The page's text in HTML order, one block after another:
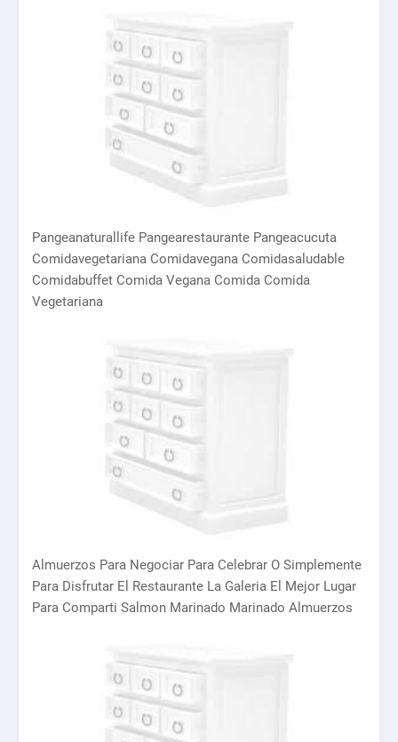
Pangeanaturallife Pangearestaurante Pangeacucuta
Comidavegetariana Comidavegana Comidasaludable
Comidabuffet Comida Vegana Comida Comida
Vegetariana
Almuerzos Para Negociar Para Celebrar O Simplemente
Para Disfrutar El Restaurante La Galeria El Mejor Lugar
Para Comparti Salmon Marinado Marinado Almuerzos